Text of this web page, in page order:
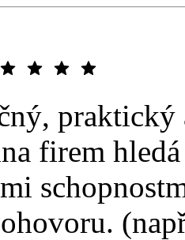
firem